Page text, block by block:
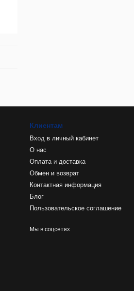
Клиентам
Вход в личный кабинет
О нас
Оплата и доставка
Обмен и возврат
Контактная информация
Блог
Пользовательское соглашение
Мы в соцсетях